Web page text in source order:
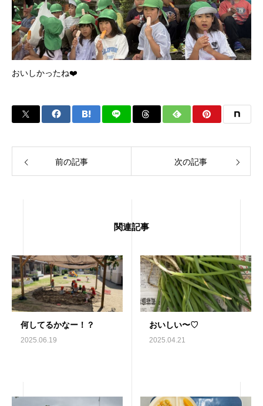
おいしかったね❤️
前の記事 次の記事
関連記事
何してるかなー！？
2025.06.19
おいしい〜♡
2025.04.21